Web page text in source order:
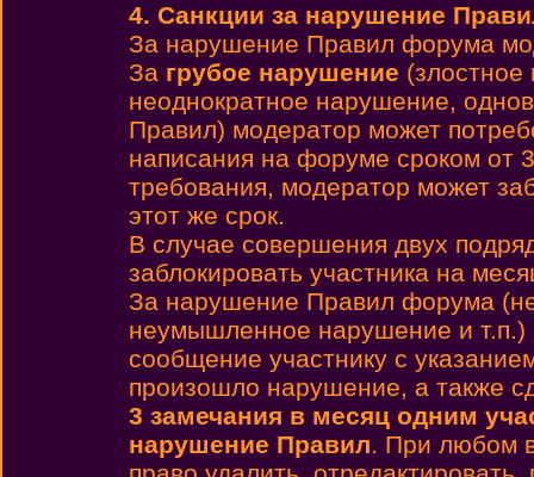
4. Санкции за нарушение
За нарушение Правил форума
За грубое нарушение
неоднократное нарушение,
Правил) модератор может
написания на форуме сроком от
требования, модератор может
этот же срок.
В случае совершения двух
заблокировать участника на
За нарушение Правил форума
неумышленное нарушение и т.п.)
сообщение участнику с
произошло нарушение, а также
3 замечания в месяц одним
нарушение Правил. При любом